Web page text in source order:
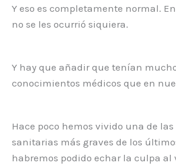
Y eso es completamente normal.
no se les ocurrió siquiera.
Y hay que añadir que tenían
conocimientos médicos que en
Hace poco hemos vivido una de
sanitarias más graves de los
habremos podido echar la culpa al